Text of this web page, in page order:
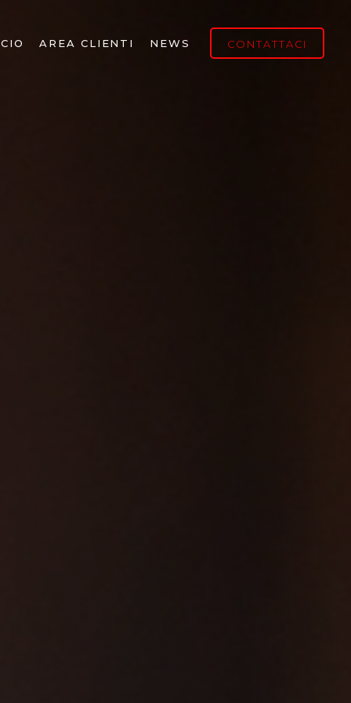
AREA CLIENTI NEWS CONTATTACI